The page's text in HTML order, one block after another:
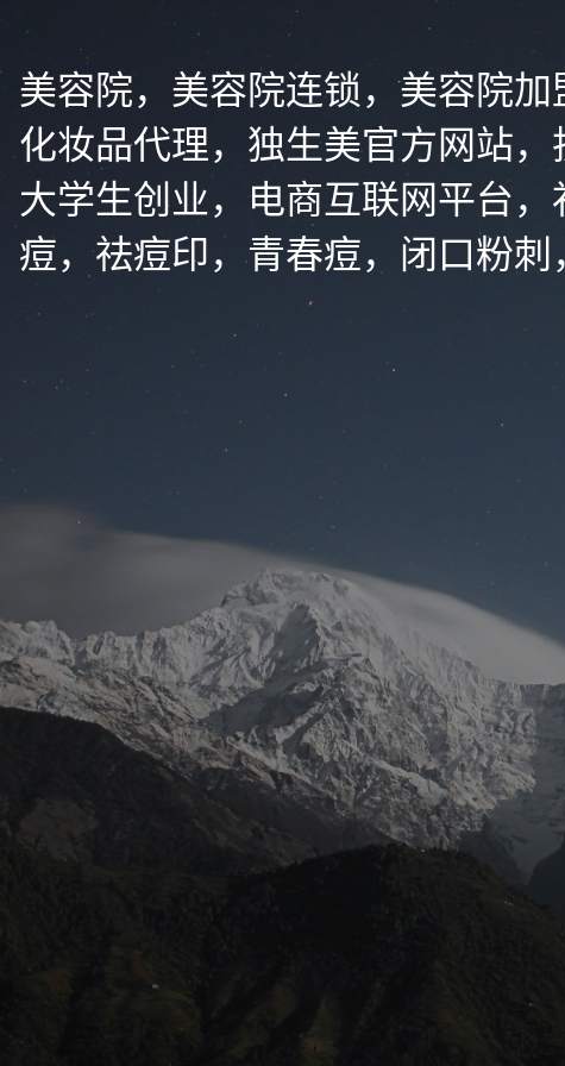
美容院，美容院连锁，美容院
化妆品代理，独生美官方网站
大学生创业，电商互联网平台
痘，祛痘印，青春痘，闭口粉